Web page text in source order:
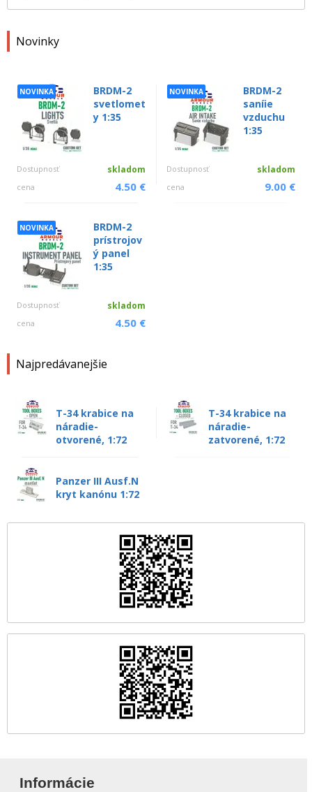
Novinky
NOVINKA
BRDM-2
svetlomet
y 1:35
Dostupnosť skladom
cena 4.50 €
NOVINKA
BRDM-2
saníie
vzduchu
1:35
Dostupnosť skladom
cena 9.00 €
NOVINKA
BRDM-2
prístrojov
ý panel
1:35
Dostupnosť skladom
cena 4.50 €
Najpredávanejšie
T-34 krabice na
náradie-
otvorené, 1:72
T-34 krabice na
náradie-
zatvorené, 1:72
Panzer III Ausf.N
kryt kanónu 1:72
Informácie